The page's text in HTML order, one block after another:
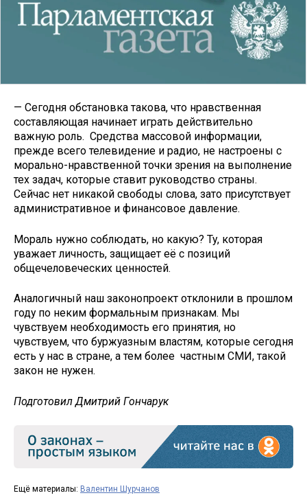
— Сегодня обстановка такова, что нравственная
составляющая начинает играть действительно
важную роль. Средства массовой информации,
прежде всего телевидение и радио, не настроены с
морально-нравственной точки зрения на выполнение
тех задач, которые ставит руководство страны.
Сейчас нет никакой свободы слова, зато присутствует
административное и финансовое давление.
Мораль нужно соблюдать, но какую? Ту, которая
уважает личность, защищает её с позиций
общечеловеческих ценностей.
Аналогичный наш законопроект отклонили в прошлом
году по неким формальным признакам. Мы
чувствуем необходимость его принятия, но
чувствуем, что буржуазным властям, которые сегодня
есть у нас в стране, а тем более частным СМИ, такой
закон не нужен.
Подготовил Дмитрий Гончарук
Ещё материалы: Валентин Шурчанов